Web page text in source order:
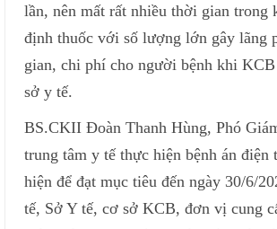
lần, nên mất rất nhiều thời gian trong
định thuốc với số lượng lớn gây lãng
gian, chi phí cho người bệnh khi
sở y tế.
BS.CKII Đoàn Thanh Hùng, Phó
trung tâm y tế thực hiện bệnh án
hiện để đạt mục tiêu đến ngày 30/6/
tế, Sở Y tế, cơ sở KCB, đơn vị cung